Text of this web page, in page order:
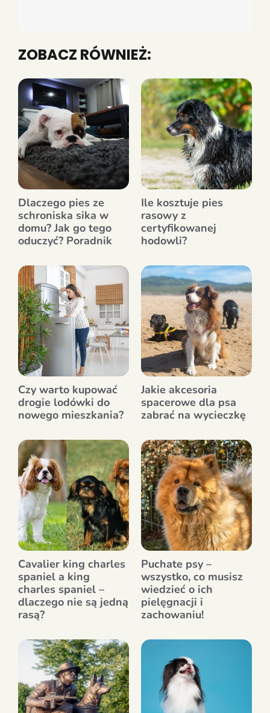
ZOBACZ RÓWNIEŻ:
Dlaczego pies ze
schroniska sika w
domu? Jak go tego
oduczyć? Poradnik
Ile kosztuje pies
rasowy z
certyfikowanej
hodowli?
Czy warto kupować
drogie lodówki do
nowego mieszkania?
Jakie akcesoria
spacerowe dla psa
zabrać na wycieczkę
Cavalier king charles
spaniel a king
charles spaniel –
dlaczego nie są jedną
rasą?
Puchate psy –
wszystko, co musisz
wiedzieć o ich
pielęgnacji i
zachowaniu!